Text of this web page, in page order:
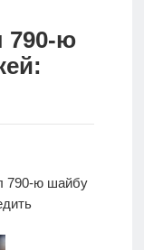
790-ю
790-ю шайбу